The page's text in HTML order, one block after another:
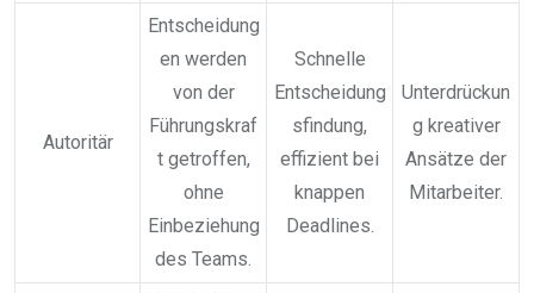
Autoritär
Entscheidung
en werden
von der
Führungskraf
t getroffen,
ohne
Einbeziehung
des Teams.
Schnelle
Entscheidung
sfindung,
effizient bei
knappen
Deadlines.
Unterdrückun
g kreativer
Ansätze der
Mitarbeiter.